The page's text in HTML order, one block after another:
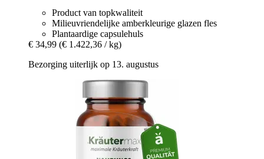
Product van topkwaliteit
Milieuvriendelijke amberkleurige glazen fles
Plantaardige capsulehuls
€ 34,99 (€ 1.422,36 / kg)
Bezorging uiterlijk op 13. augustus